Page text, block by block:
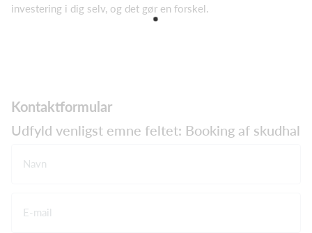
investering i dig selv, og det gør en forskel.
Kontaktformular
Udfyld venligst emne feltet: Booking af skudhal
Navn
E-mail